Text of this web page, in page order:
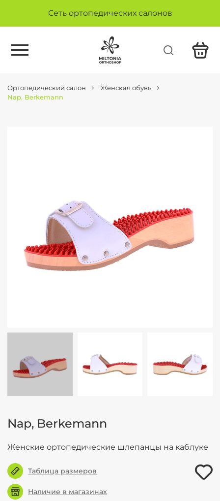
Сеть ортопедических салонов
Ортопедический салон
Женская обувь
Nap, Berkemann
Nap, Berkemann
Женские ортопедические шлепанцы на каблуке
Таблица размеров
Наличие в магазинах